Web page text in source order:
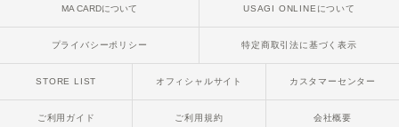
le coq sportif
ルコックスポルティフ
LeSportsac
MA CARDについて USAGI ONLINEについて
プライバシーポリシー 特定商取引法に基づく表示
STORE LIST オフィシャルサイト カスタマーセンター
ご利用ガイド ご利用規約 会社概要